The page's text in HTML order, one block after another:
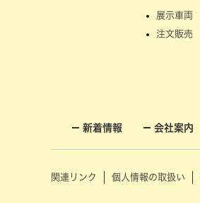
展示車両
注文販売
新着情報 会社案内
関連リンク 個人情報の取扱い